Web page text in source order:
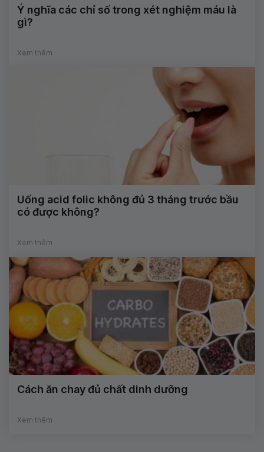
Ý nghĩa các chỉ số trong xét nghiệm máu là
gì?
Xem thêm
Uống acid folic không đủ 3 tháng trước bầu
có được không?
Xem thêm
Cách ăn chay đủ chất dinh dưỡng
Xem thêm